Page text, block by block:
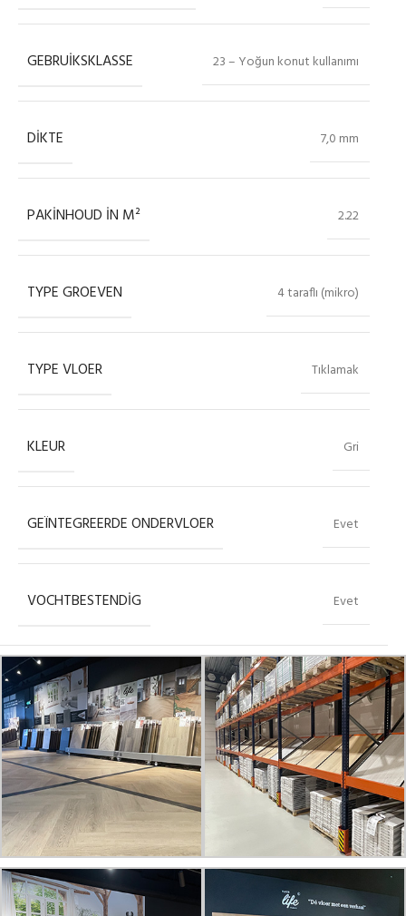
GEBRUIKSKLASSE 23 – Yoğun konut kullanımı
DIKTE 7,0 mm
PAKINHOUD IN M² 2.22
TYPE GROEVEN 4 taraflı (mikro)
TYPE VLOER Tıklamak
KLEUR Gri
GEÏNTEGREERDE ONDERVLOER Evet
VOCHTBESTENDIG Evet